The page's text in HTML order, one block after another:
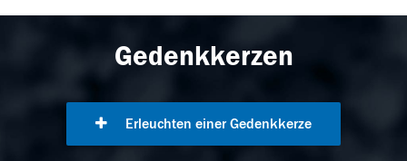
Gedenkkerzen
Erleuchten einer Gedenkkerze